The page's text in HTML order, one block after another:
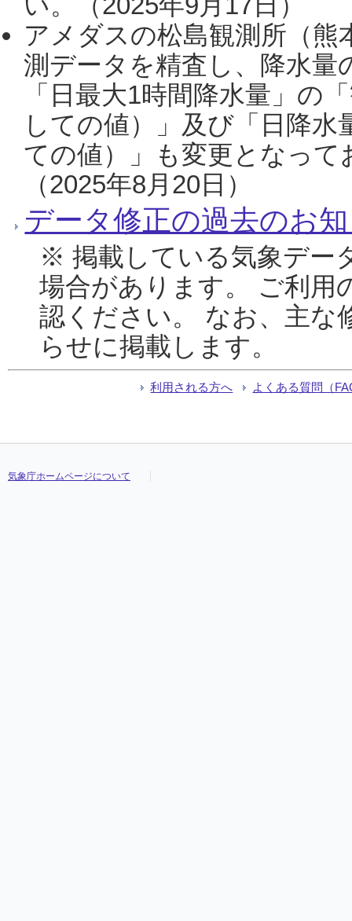
アメダスの松島観測所（熊
測データを精査し、降水
「日最大1時間降水量」の
しての値）」及び「日降
ての値）」も変更となっ
（2025年8月20日）
データ修正の過去のお
※ 掲載している気象デー
場合があります。 ご利用
認ください。 なお、主な
らせに掲載します。
利用される方へ よくある質問（
気象庁ホームページについて